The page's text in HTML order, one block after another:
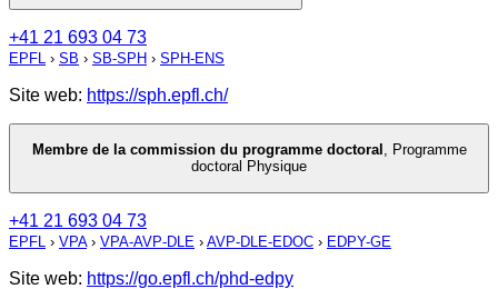
+41 21 693 04 73
EPFL › SB › SB-SPH › SPH-ENS
Site web: https://sph.epfl.ch/
Membre de la commission du programme doctoral , Programme
doctoral Physique
+41 21 693 04 73
EPFL › VPA› VPA-AVP-DLE › AVP-DLE-EDOC › EDPY-GE
Site web: https://go.epfl.ch/phd-edpy